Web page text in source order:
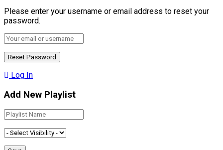
Please enter your username or email address to reset your
password.
Log In
Add New Playlist